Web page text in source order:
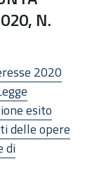
N.
2020
esito
delle opere
di